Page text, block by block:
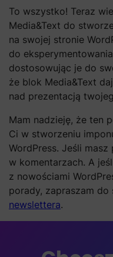
To wszystko! Teraz
Media&Text do
na swojej stronie
do
dostosowując je do
że blok Media&Text
nad prezentacją
Mam nadzieję, że ten
Ci w stworzeniu
WordPress. Jeśli masz
w komentarzach. A
z nowościami
porady, zapraszam
newslettera.